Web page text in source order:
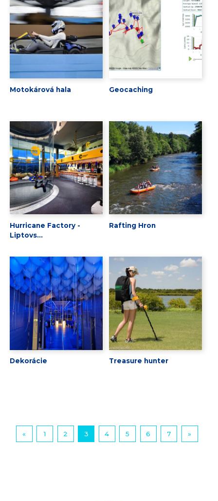
Motokárová hala Geocaching
Hurricane Factory -
Liptovs...
Rafting Hron
Dekorácie Treasure hunter
« 1 2 3 4 5 6 7 »